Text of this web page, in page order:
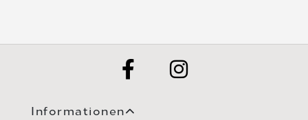
Informationen